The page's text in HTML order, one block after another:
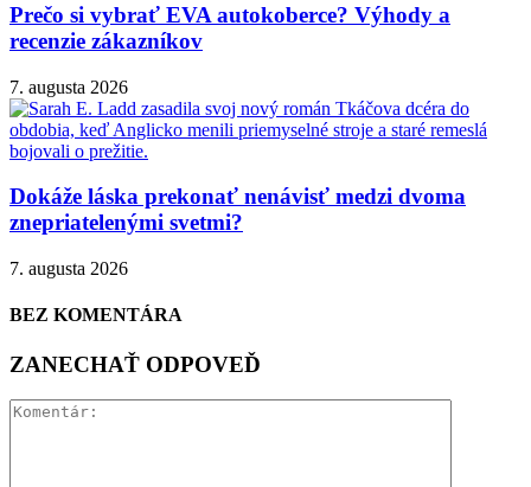
Prečo si vybrať EVA autokoberce? Výhody a
recenzie zákazníkov
7. augusta 2026
Dokáže láska prekonať nenávisť medzi dvoma
znepriatelenými svetmi?
7. augusta 2026
BEZ KOMENTÁRA
ZANECHAŤ ODPOVEĎ